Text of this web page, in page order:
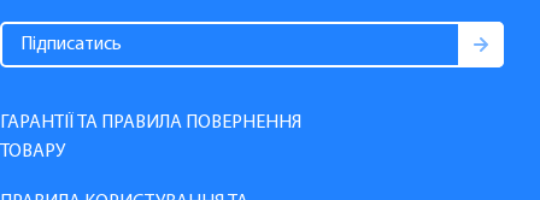
ГАРАНТІЇ ТА ПРАВИЛА ПОВЕРНЕННЯ
ТОВАРУ